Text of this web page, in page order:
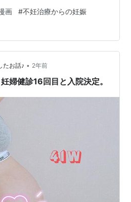
仕事をやっていくには周りの協
さい。 と再三言われていまし
てからと思っていたのですが 同
配されていて、 このままだと迷
一部の上司と同僚には報告し
画 #不妊治療からの妊娠
たお話♪ • 2年前
婦健診16回目と入院決定。